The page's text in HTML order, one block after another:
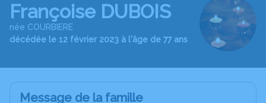
Françoise DUBOIS
née COURBIERE
décédée le 12 février 2023 à l'âge de 77 ans
Message de la famille